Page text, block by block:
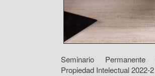
Seminario Permanente
Propiedad Intelectual 2022-2